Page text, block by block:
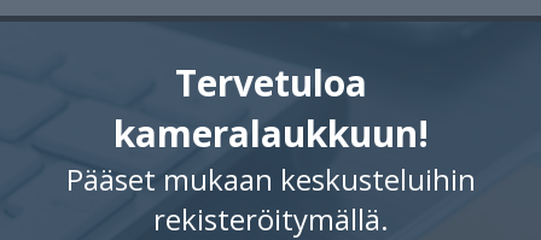
Tervetuloa
kameralaukkuun!
Pääset mukaan keskusteluihin
rekisteröitymällä.